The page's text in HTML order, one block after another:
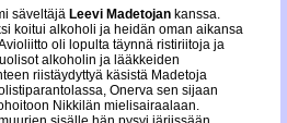
säveltäjä Leevi Madetojankanssa.
koitui alkoholi ja heidän oman aikansa
oli lopulta täynnä ristiriitoja ja
alkoholin ja lääkkeiden
riistäydyttyä käsistä Madetoja
Onerva sen sijaan
Nikkilän mielisairaalaan.